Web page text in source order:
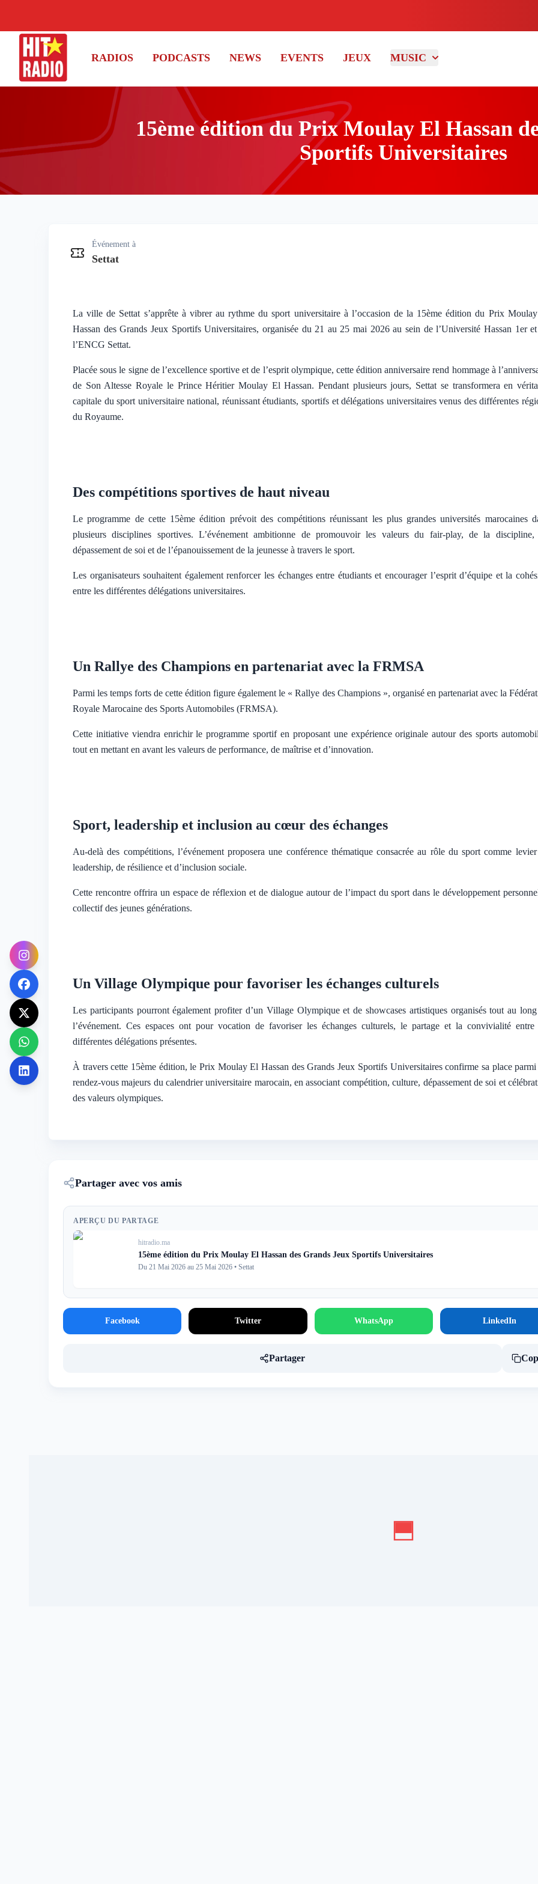
RADIOS PODCASTS NEWS EVENTS JEUX MUSIC
15ème édition du Prix Moulay El Hassan
Sportifs Universitaires
15ème édition du Prix Moulay El Hassan des Grands Jeux Sportifs Universitaires
Événement à
Settat
La ville de Settat s’apprête à vibrer au rythme du sport universitaire à l’occasion de la 15ème édition du Prix
Hassan des Grands Jeux Sportifs Universitaires, organisée du 21 au 25 mai 2026 au sein de l’Université Hassan 1er
l’ENCG Settat.
Placée sous le signe de l’excellence sportive et de l’esprit olympique, cette édition anniversaire rend hommage à
de Son Altesse Royale le Prince Héritier Moulay El Hassan. Pendant plusieurs jours, Settat se transformera en
capitale du sport universitaire national, réunissant étudiants, sportifs et délégations universitaires venus des différentes
du Royaume.
Des compétitions sportives de haut niveau
Le programme de cette 15ème édition prévoit des compétitions réunissant les plus grandes universités marocaines
plusieurs disciplines sportives. L’événement ambitionne de promouvoir les valeurs du fair-play, de la
dépassement de soi et de l’épanouissement de la jeunesse à travers le sport.
Les organisateurs souhaitent également renforcer les échanges entre étudiants et encourager l’esprit d’équipe et la
entre les différentes délégations universitaires.
Un Rallye des Champions en partenariat avec la FRMSA
Parmi les temps forts de cette édition figure également le « Rallye des Champions », organisé en partenariat avec la
Royale Marocaine des Sports Automobiles (FRMSA).
Cette initiative viendra enrichir le programme sportif en proposant une expérience originale autour des sports
tout en mettant en avant les valeurs de performance, de maîtrise et d’innovation.
Sport, leadership et inclusion au cœur des échanges
Au-delà des compétitions, l’événement proposera une conférence thématique consacrée au rôle du sport comme
leadership, de résilience et d’inclusion sociale.
Cette rencontre offrira un espace de réflexion et de dialogue autour de l’impact du sport dans le développement
collectif des jeunes générations.
Un Village Olympique pour favoriser les échanges culturels
Les participants pourront également profiter d’un Village Olympique et de showcases artistiques organisés tout au
l’événement. Ces espaces ont pour vocation de favoriser les échanges culturels, le partage et la convivialité entre
différentes délégations présentes.
À travers cette 15ème édition, le Prix Moulay El Hassan des Grands Jeux Sportifs Universitaires confirme sa place parmi
rendez-vous majeurs du calendrier universitaire marocain, en associant compétition, culture, dépassement de soi et
des valeurs olympiques.
Partager avec vos amis
APERÇU DU PARTAGE
hitradio.ma
15ème édition du Prix Moulay El Hassan des Grands Jeux Sportifs Universitaires
Du 21 Mai 2026 au 25 Mai 2026 • Settat
Facebook Twitter WhatsApp LinkedIn
Partager